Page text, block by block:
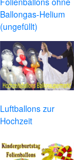
Ballongas-Helium
(ungefüllt)
Luftballons zur
Hochzeit